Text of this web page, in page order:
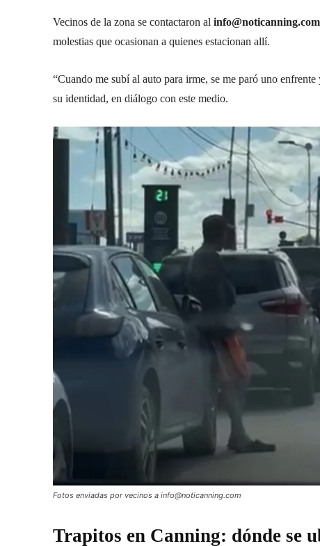
Vecinos de la zona se contactaron al info@noticanning.com
molestias que ocasionan a quienes estacionan allí.
“Cuando me subí al auto para irme, se me paró uno
su identidad, en diálogo con este medio.
Fotos enviadas por vecinos a info@noticanning.com
Trapitos en Canning: dónde se